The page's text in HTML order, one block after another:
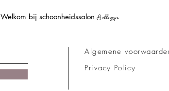
Welkom bij schoonheidssalonBellezza
Algemene
Privacy Policy